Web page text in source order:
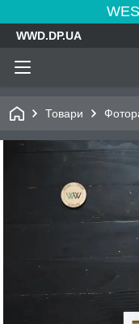
WWD.DP.UA
Товари